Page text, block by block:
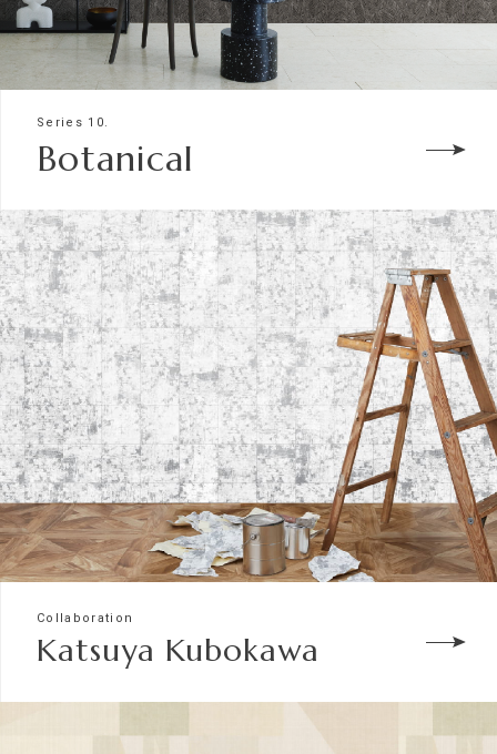
Series 10.
Botanical
Collaboration
Katsuya Kubokawa